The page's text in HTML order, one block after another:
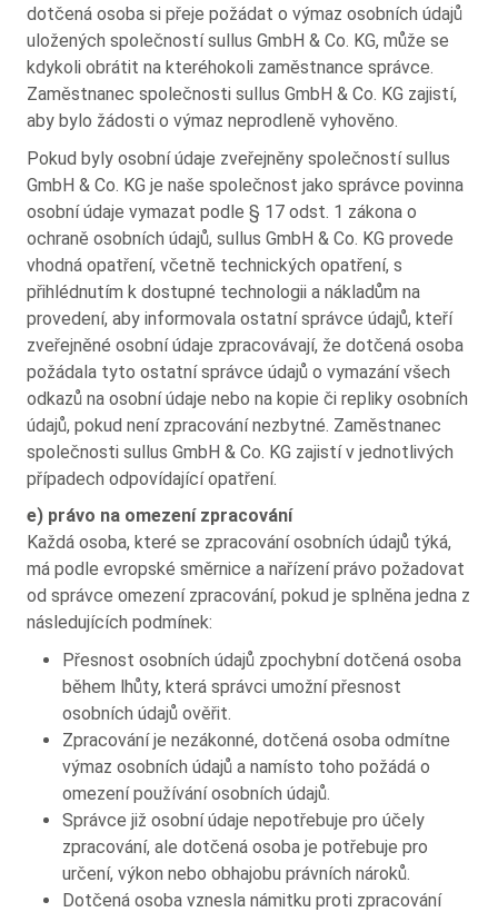
dotčená osoba si přeje požádat o výmaz osobních údajů
uložených společností sullus GmbH & Co. KG, může se
kdykoli obrátit na kteréhokoli zaměstnance správce.
Zaměstnanec společnosti sullus GmbH & Co. KG zajistí,
aby bylo žádosti o výmaz neprodleně vyhověno.
Pokud byly osobní údaje zveřejněny společností sullus
GmbH & Co. KG je naše společnost jako správce povinna
osobní údaje vymazat podle § 17 odst. 1 zákona o
ochraně osobních údajů, sullus GmbH & Co. KG provede
vhodná opatření, včetně technických opatření, s
přihlédnutím k dostupné technologii a nákladům na
provedení, aby informovala ostatní správce údajů, kteří
zveřejněné osobní údaje zpracovávají, že dotčená osoba
požádala tyto ostatní správce údajů o vymazání všech
odkazů na osobní údaje nebo na kopie či repliky osobních
údajů, pokud není zpracování nezbytné. Zaměstnanec
společnosti sullus GmbH & Co. KG zajistí v jednotlivých
případech odpovídající opatření.
e) právo na omezení zpracování
Každá osoba, které se zpracování osobních údajů týká,
má podle evropské směrnice a nařízení právo požadovat
od správce omezení zpracování, pokud je splněna jedna z
následujících podmínek:
Přesnost osobních údajů zpochybní dotčená osoba
během lhůty, která správci umožní přesnost
osobních údajů ověřit.
Zpracování je nezákonné, dotčená osoba odmítne
výmaz osobních údajů a namísto toho požádá o
omezení používání osobních údajů.
Správce již osobní údaje nepotřebuje pro účely
zpracování, ale dotčená osoba je potřebuje pro
určení, výkon nebo obhajobu právních nároků.
Dotčená osoba vznesla námitku proti zpracování